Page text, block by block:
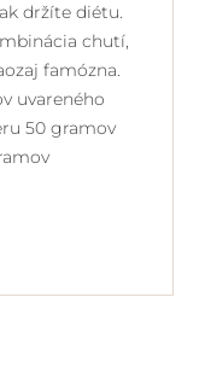
držíte diétu.
chutí,
famózna.
uvareného
50 gramov